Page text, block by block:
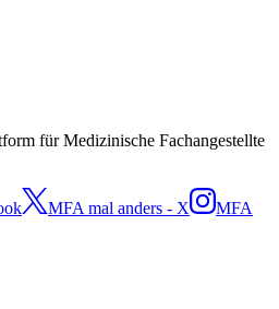
für Medizinische Fachangestellte
MFA mal anders - X
MFA